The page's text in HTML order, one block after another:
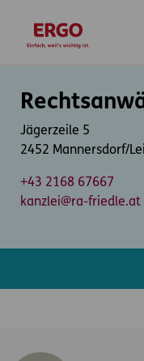
zur
Jägerzeile 5
2452 Mannersdorf/
+43 2168 67667
kanzlei@ra-friedle.at